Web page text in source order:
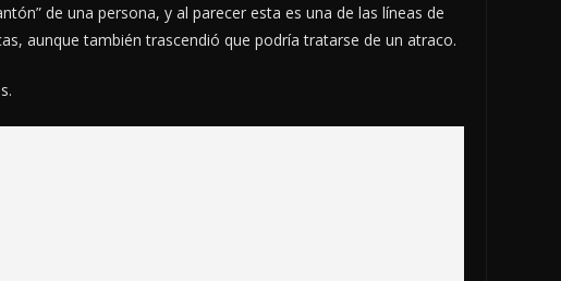
de una persona, y al parecer esta es una de las líneas de
aunque también trascendió que podría tratarse de un atraco.